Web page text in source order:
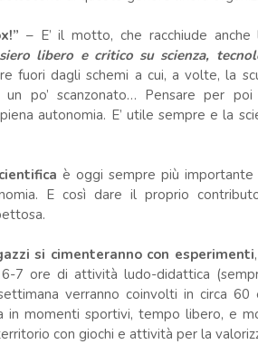
– E’ il motto, che racchiude anche
libero e critico su scienza,
fuori dagli schemi a cui, a volte, la
po’ scanzonato… Pensare per
autonomia. E’ utile sempre e la
è oggi sempre più importante
E così dare il proprio
si cimenteranno con esperimenti
7 ore di attività ludo-didattica
verranno coinvolti in circa
in momenti sportivi, tempo libero, e
con giochi e attività per la